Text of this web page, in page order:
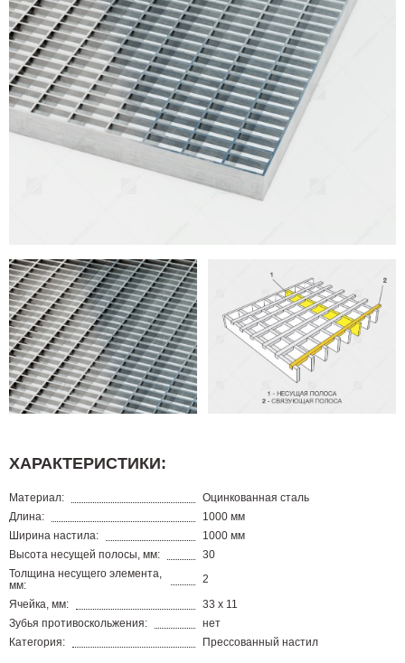
ХАРАКТЕРИСТИКИ:
Материал:
Оцинкованная сталь
Длина:
1000 мм
Ширина настила:
1000 мм
Высота несущей полосы, мм:
30
Толщина несущего элемента,
мм:
2
Ячейка, мм:
33 х 11
Зубья противоскольжения:
нет
Категория:
Прессованный настил